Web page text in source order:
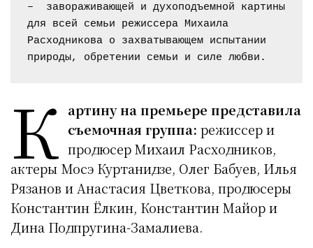
–  завораживающей и духоподъемной картины
для всей семьи режиссера Михаила
Расходникова о захватывающем испытании
природы, обретении семьи и силе любви.
К артину на премьере представила
съемочная группа: режиссер и
продюсер Михаил Расходников,
актеры Мосэ Куртанидзе, Олег Бабуев, Илья
Рязанов и Анастасия Цветкова, продюсеры
Константин Ёлкин, Константин Майор и
Дина Подпругина-Замалиева.